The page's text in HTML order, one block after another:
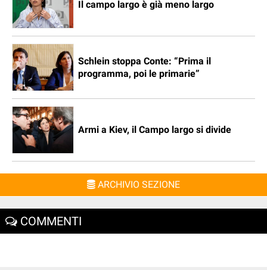
Il campo largo è già meno largo
Schlein stoppa Conte: “Prima il
programma, poi le primarie”
Armi a Kiev, il Campo largo si divide
ARCHIVIO SEZIONE
COMMENTI